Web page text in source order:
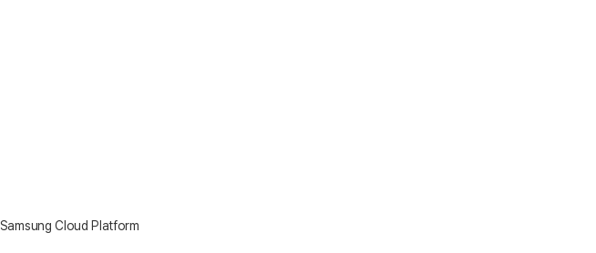
Samsung Cloud Platform